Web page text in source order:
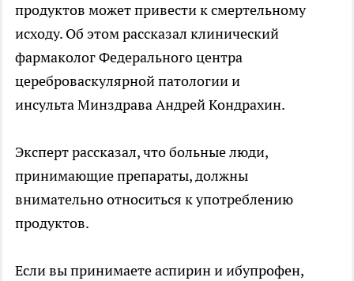
продуктов может привести к смертельному
исходу. Об этом рассказал клинический
фармаколог Федерального центра
цереброваскулярной патологии и
инсульта Минздрава Андрей Кондрахин.
Эксперт рассказал, что больные люди,
принимающие препараты, должны
внимательно относиться к употреблению
продуктов.
Если вы принимаете аспирин и ибупрофен,